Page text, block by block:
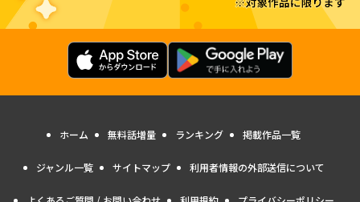
ホーム 無料話増量 ランキング 掲載作品一覧
ジャンル一覧 サイトマップ 利用者情報の外部送信について